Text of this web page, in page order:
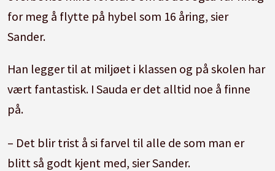
for meg å flytte på hybel som 16 åring, sier
Sander.
Han legger til at miljøet i klassen og på skolen har
vært fantastisk. I Sauda er det alltid noe å finne
på.
– Det blir trist å si farvel til alle de som man er
blitt så godt kjent med, sier Sander.